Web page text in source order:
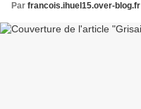
Par francois.ihuel15.over-blog.fr